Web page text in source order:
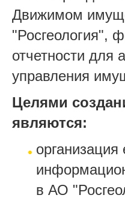
Движимом
"Росгеология",
отчетности для
управления
Целями
являются:
организация
в АО